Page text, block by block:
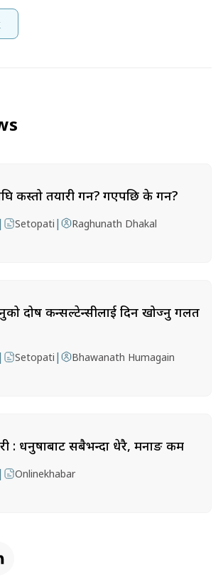
कस्तो तयारी गर्ने? गएपछि के गर्ने?
| Setopati | Raghunath Dhakal
दोष कन्सल्टेन्सीलाई दिन खोज्नु गलत
| Setopati | Bhawanath Humagain
: धनुषाबाट सबैभन्दा धेरै, मनाङ कम
| Onlinekhabar